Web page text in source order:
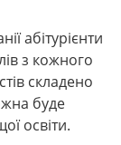
абітурієнти
з кожного
складено
буде
освіти.